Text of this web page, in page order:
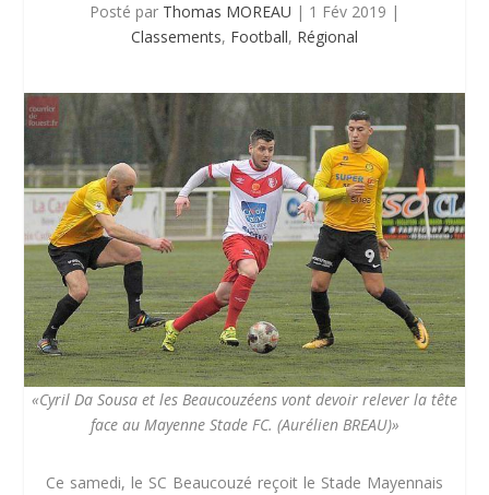
Posté par Thomas MOREAU | 1 Fév 2019 |
Classements, Football, Régional
«Cyril Da Sousa et les Beaucouzéens vont devoir relever la tête
face au Mayenne Stade FC. (Aurélien BREAU)»
Ce samedi, le SC Beaucouzé reçoit le Stade Mayennais